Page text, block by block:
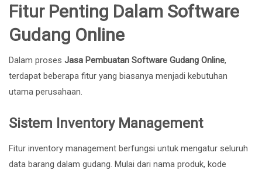
Fitur Penting Dalam Software
Gudang Online
Dalam proses Jasa Pembuatan Software Gudang Online,
terdapat beberapa fitur yang biasanya menjadi kebutuhan
utama perusahaan.
Sistem Inventory Management
Fitur inventory management berfungsi untuk mengatur seluruh
data barang dalam gudang. Mulai dari nama produk, kode